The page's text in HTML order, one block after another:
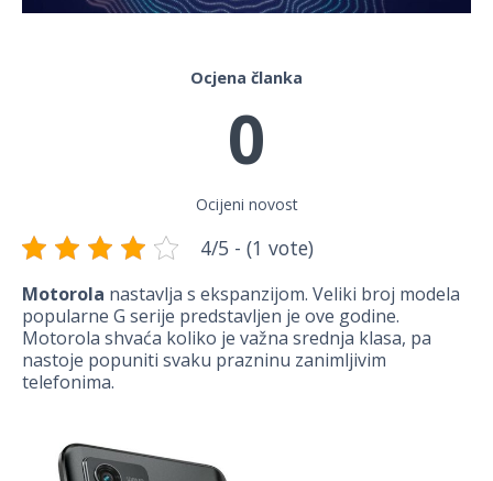
Ocjena članka
0
Ocijeni novost
4/5 - (1 vote)
Motorola nastavlja s ekspanzijom. Veliki broj modela
popularne G serije predstavljen je ove godine.
Motorola shvaća koliko je važna srednja klasa, pa
nastoje popuniti svaku prazninu zanimljivim
telefonima.